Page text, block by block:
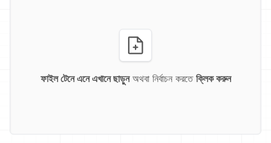
ফাইল টেনে এনে এখানে ছাড়ুনঅথবা নির্বাচন করতে ক্লিক করুন